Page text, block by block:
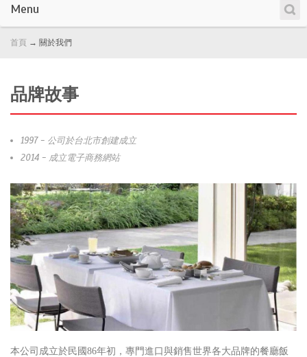
Menu
首頁 → 關於我們
品牌故事
1997 - 公司於台北市創建成立
2014 - 成立電子商務網站
本公司成立於民國86年初，專門進口與銷售世界各大品牌的餐廳飯